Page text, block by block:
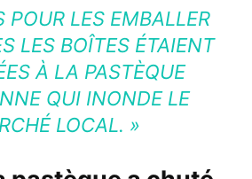
POUR LES EMBALLER
LES BOÎTES ÉTAIENT
À LA PASTÈQUE
QUI INONDE LE
LOCAL. »